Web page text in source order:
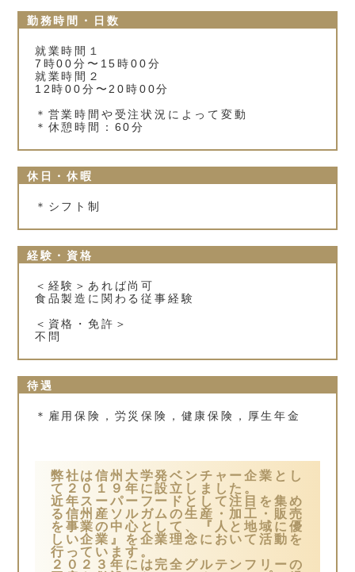
勤務時間・日数
就業時間１
7時00分〜15時00分
就業時間２
12時00分〜20時00分
＊営業時間や受注状況によって変動
＊休憩時間：60分
休日・休暇
＊シフト制
経験・資格
＜経験＞あれば尚可
食品製造に関わる従事経験
＜資格・免許＞
不問
待遇
＊雇用保険，労災保険，健康保険，厚生年金
弊社は信州大学発ベンチャー企業とし
て２０１９年に設立しました。
近年スーパーフードとして注目を集め
る信州産ソルガムの生産・加工・販売
を事業の中心として、『人と地域に優
しい企業』を企業理念において活動を
行っています。
２０２３年には完全グルテンフリーの